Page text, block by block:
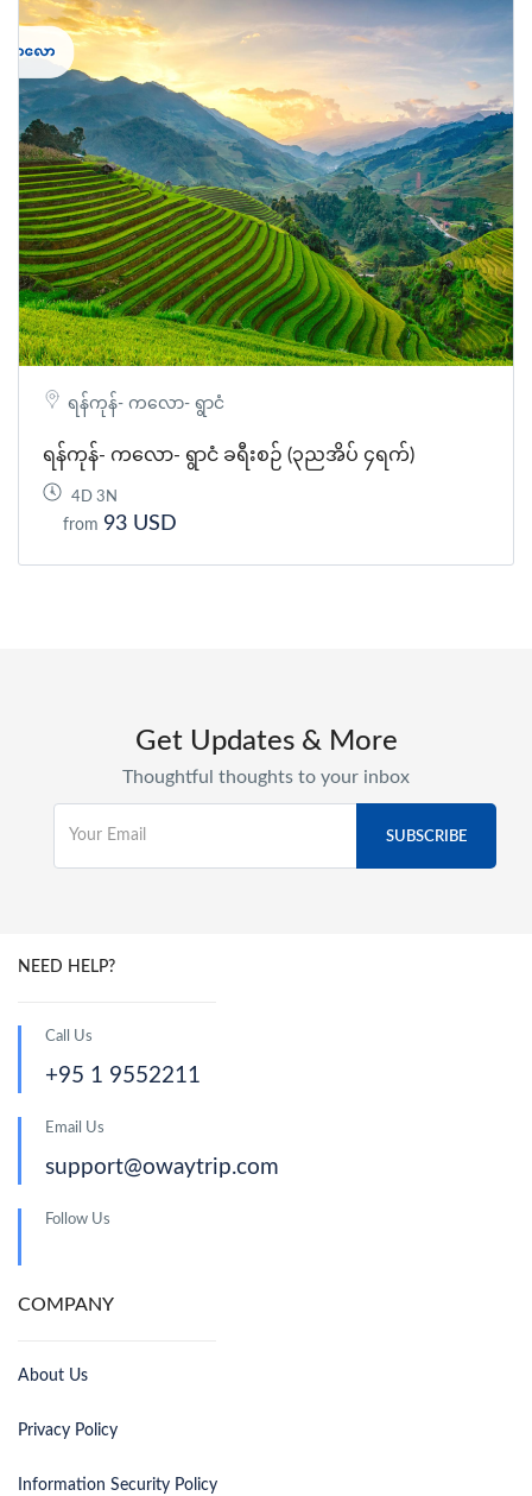
ရန်ကုန်- ကလော- ရွာငံ
ရန်ကုန်- ကလော- ရွာငံ ခရီးစဉ် (၃ညအိပ် ၄ရက်)
4D 3N
from 93 USD
Get Updates & More
Thoughtful thoughts to your inbox
NEED HELP?
Call Us
+95 1 9552211
Email Us
support@owaytrip.com
Follow Us
COMPANY
About Us
Privacy Policy
Information Security Policy